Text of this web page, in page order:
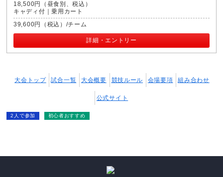
18,500円（昼食別、税込）
キャディ付｜乗用カート
39,600円（税込）/チーム
詳細・エントリー
大会トップ 試合一覧 大会概要 競技ルール 会場要項 組み合わせ
公式サイト
2人で参加 初心者おすすめ